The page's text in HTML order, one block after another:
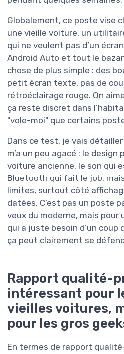
Globalement, ce poste vise
une vieille voiture, un
qui ne veulent pas d’un
Android Auto et tout le
chose de plus simple : des
petit écran texte, pas de
rétroéclairage rouge. On
ça reste discret dans
"vole-moi" que certains
Dans ce test, je vais détailler
m’a un peu agacé : le
voiture ancienne, le son qui
Bluetooth qui fait le job,
limites, surtout côté
datées. C’est pas un poste
veux du moderne, mais pour
qui a juste besoin d’un coup
ça peut clairement se
Rapport qualité-
intéressant pour
vieilles voitures,
pour les gros
En termes de rapport